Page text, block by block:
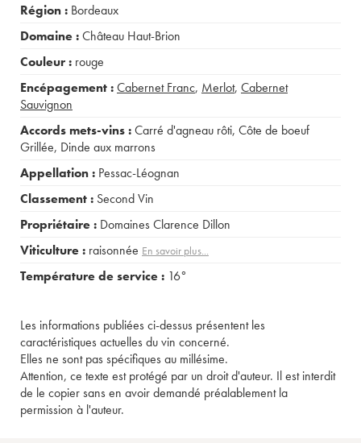
Région : Bordeaux
Domaine :Château Haut-Brion
Couleur : rouge
Encépagement :Cabernet Franc, Merlot, Cabernet
Sauvignon
Accords mets-vins :Carré d'agneau rôti, Côte de boeuf
Grillée, Dinde aux marrons
Appellation : Pessac-Léognan
Classement : Second Vin
Propriétaire : Domaines Clarence Dillon
Viticulture : raisonnée En savoir plus...
Température de service : 16°
Les informations publiées ci-dessus présentent les
caractéristiques actuelles du vin concerné.
Elles ne sont pas spécifiques au millésime.
Attention, ce texte est protégé par un droit d'auteur. Il est interdit
de le copier sans en avoir demandé préalablement la
permission à l'auteur.